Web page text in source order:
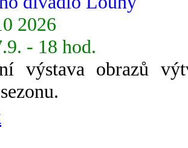
2026
- 18 hod.
výstava obrazů